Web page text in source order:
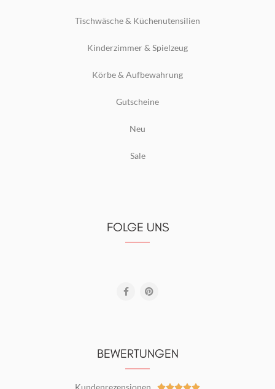
Tischwäsche & Küchenutensilien
Kinderzimmer & Spielzeug
Körbe & Aufbewahrung
Gutscheine
Neu
Sale
FOLGE UNS
BEWERTUNGEN